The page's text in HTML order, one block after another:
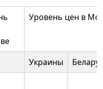
Уровень цен в
Украины